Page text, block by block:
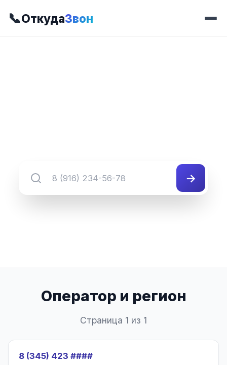
📞ОткудаЗвон
→
Оператор и регион
Страница 1 из 1
8 (345) 423 ####